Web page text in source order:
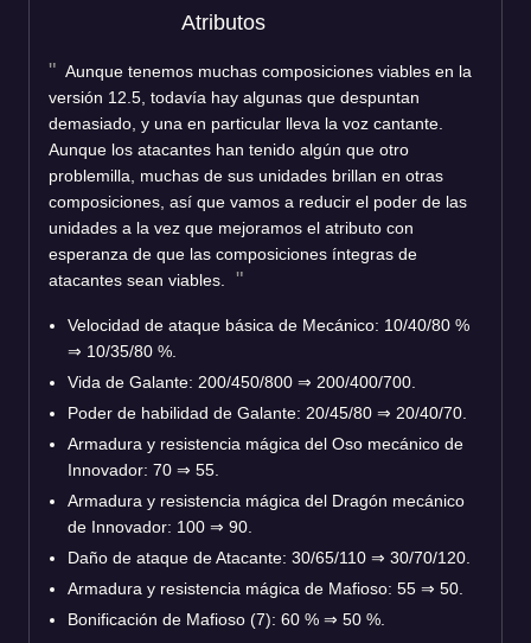
Atributos
Aunque tenemos muchas composiciones viables en la
versión 12.5, todavía hay algunas que despuntan
demasiado, y una en particular lleva la voz cantante.
Aunque los atacantes han tenido algún que otro
problemilla, muchas de sus unidades brillan en otras
composiciones, así que vamos a reducir el poder de las
unidades a la vez que mejoramos el atributo con
esperanza de que las composiciones íntegras de
atacantes sean viables.
Velocidad de ataque básica de Mecánico: 10/40/80 %
⇒ 10/35/80 %.
Vida de Galante: 200/450/800 ⇒ 200/400/700.
Poder de habilidad de Galante: 20/45/80 ⇒ 20/40/70.
Armadura y resistencia mágica del Oso mecánico de
Innovador: 70 ⇒ 55.
Armadura y resistencia mágica del Dragón mecánico
de Innovador: 100 ⇒ 90.
Daño de ataque de Atacante: 30/65/110 ⇒ 30/70/120.
Armadura y resistencia mágica de Mafioso: 55 ⇒ 50.
Bonificación de Mafioso (7): 60 % ⇒ 50 %.